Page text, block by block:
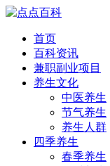
首页
百科资讯
兼职副业项目
养生文化
中医养生
节气养生
养生人群
四季养生
春季养生